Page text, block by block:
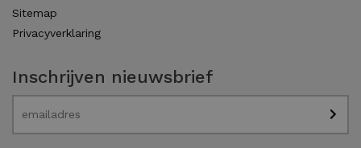
Sitemap
Privacyverklaring
Inschrijven nieuwsbrief